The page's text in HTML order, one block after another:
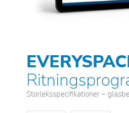
Storleksspecifikationer –